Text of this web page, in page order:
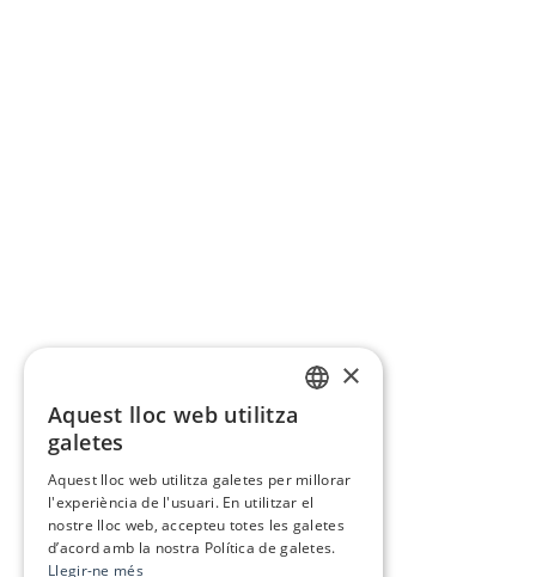
×
Aquest lloc web utilitza
galetes
Aquest lloc web utilitza galetes per millorar
l'experiència de l'usuari. En utilitzar el
nostre lloc web, accepteu totes les galetes
d’acord amb la nostra Política de galetes.
Llegir-ne més